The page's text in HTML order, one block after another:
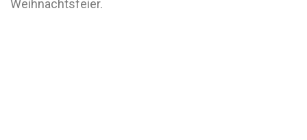
Weihnachtsfeier.